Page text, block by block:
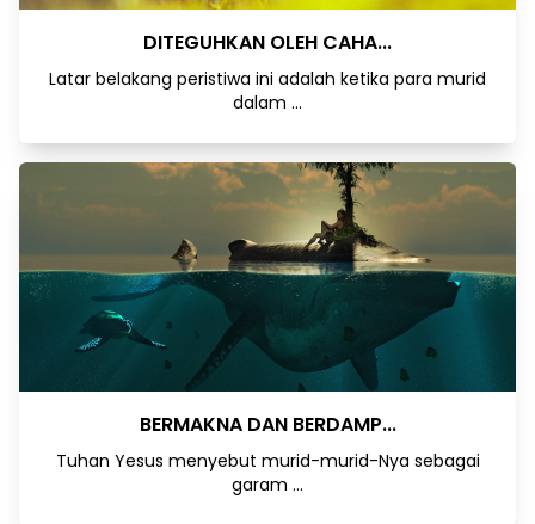
DITEGUHKAN OLEH CAHA...
Latar belakang peristiwa ini adalah ketika para murid
dalam ...
BERMAKNA DAN BERDAMP...
Tuhan Yesus menyebut murid-murid-Nya sebagai
garam ...